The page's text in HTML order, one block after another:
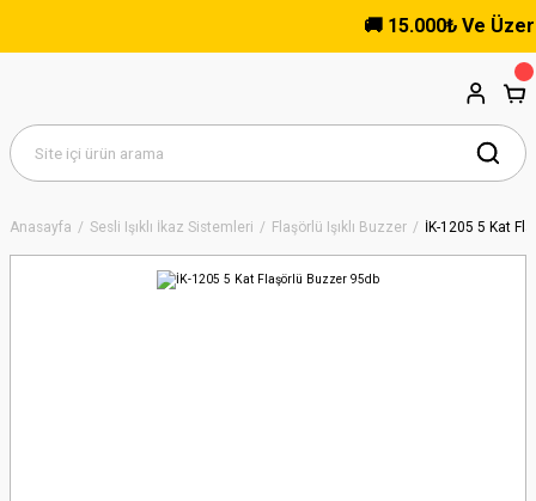
🚚 15.000₺ Ve Üzeri
Anasayfa Sesli Işıklı İkaz Sistemleri Flaşörlü Işıklı Buzzer İK-1205 5 Kat